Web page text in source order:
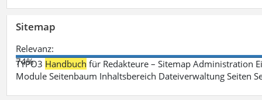
Sitemap
Relevanz:
74%
TYPO3 Handbuch für Redakteure – Sitemap Administration
Module Seitenbaum Inhaltsbereich Dateiverwaltung Seiten